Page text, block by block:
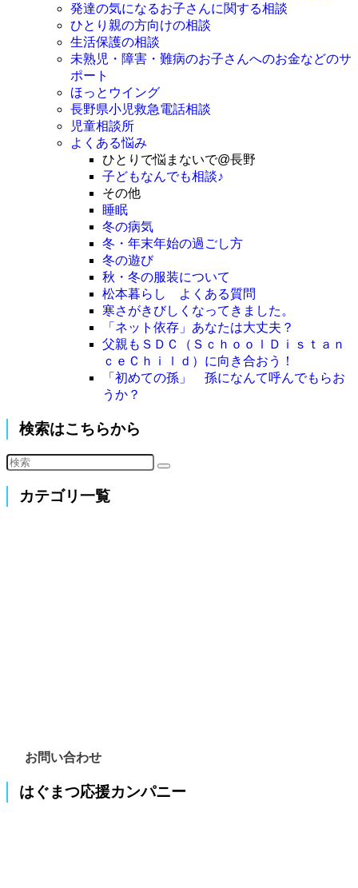
発達の気になるお子さんに関する相談
ひとり親の方向けの相談
生活保護の相談
未熟児・障害・難病のお子さんへのお金などのサ
ポート
ほっとウイング
長野県小児救急電話相談
児童相談所
よくある悩み
ひとりで悩まないで@長野
子どもなんでも相談♪
その他
睡眠
冬の病気
冬・年末年始の過ごし方
冬の遊び
秋・冬の服装について
松本暮らし よくある質問
寒さがきびしくなってきました。
「ネット依存」あなたは大丈夫？
父親もＳＤＣ（ＳｃｈｏｏｌＤｉｓｔａｎ
ｃｅＣｈｉｌｄ）に向き合おう！
「初めての孫」 孫になんて呼んでもらお
うか？
検索はこちらから
カテゴリ一覧
お問い合わせ
はぐまつ応援カンパニー